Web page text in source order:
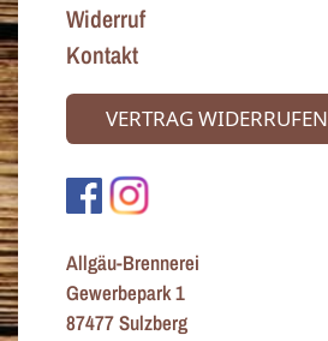
Widerruf
Kontakt
VERTRAG WIDERRUFEN
Allgäu-Brennerei
Gewerbepark 1
87477 Sulzberg